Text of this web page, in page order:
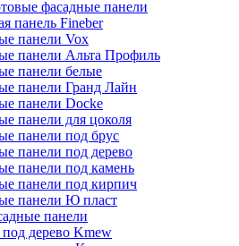
фасадные панели
панель Fineber
панели Vox
панели Альта Профиль
панели белые
панели Гранд Лайн
панели Docke
панели для цоколя
панели под брус
панели под дерево
панели под камень
панели под кирпич
панели Ю пласт
панели
дерево Kmew